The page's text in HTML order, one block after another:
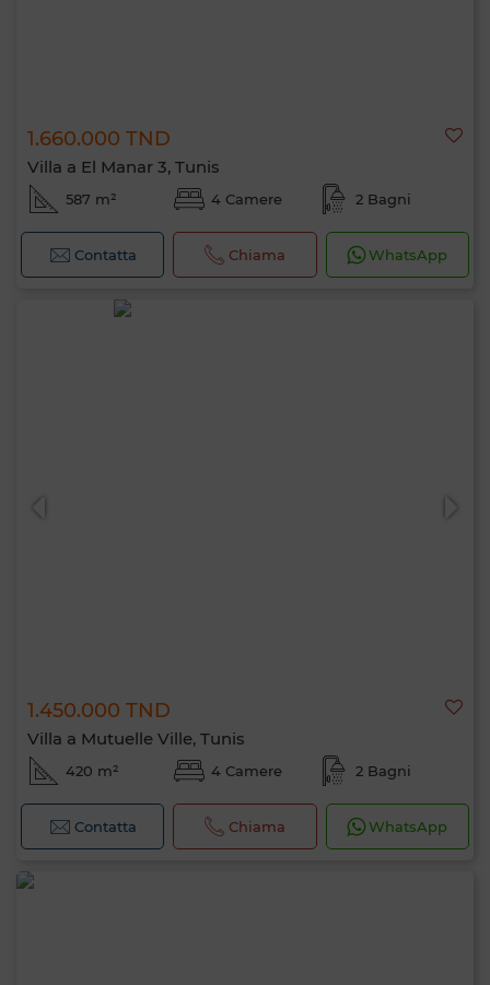
1.660.000 TND
Villa a El Manar 3, Tunis
587 m² 4 Camere 2 Bagni
Contatta Chiama WhatsApp
1.450.000 TND
Villa a Mutuelle Ville, Tunis
420 m² 4 Camere 2 Bagni
Contatta Chiama WhatsApp